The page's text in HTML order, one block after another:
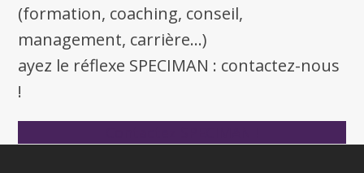
(formation, coaching, conseil,
management, carrière...)
ayez le réflexe SPECIMAN : contactez-nous
!